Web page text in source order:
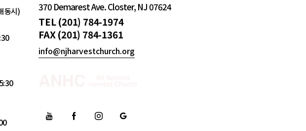
동시) 370 Demarest Ave. Closter, NJ 07624
TEL (201) 784-1974
FAX (201) 784-1361
info@njharvestchurch.org